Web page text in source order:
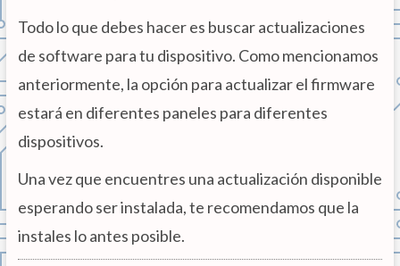
Todo lo que debes hacer es buscar actualizaciones
de software para tu dispositivo. Como mencionamos
anteriormente, la opción para actualizar el firmware
estará en diferentes paneles para diferentes
dispositivos.
Una vez que encuentres una actualización disponible
esperando ser instalada, te recomendamos que la
instales lo antes posible.